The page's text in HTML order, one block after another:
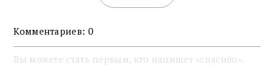
Комментариев: 0
Вы можете стать первым, кто напишет «спасибо».